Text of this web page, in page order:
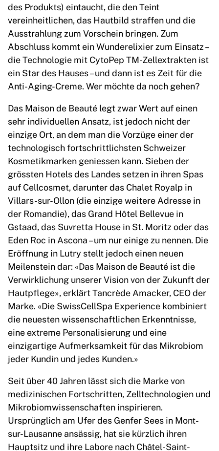
des Produkts) eintaucht, die den Teint
vereinheitlichen, das Hautbild straffen und die
Ausstrahlung zum Vorschein bringen. Zum
Abschluss kommt ein Wunderelixier zum Einsatz –
die Technologie mit CytoPep TM-Zellextrakten ist
ein Star des Hauses – und dann ist es Zeit für die
Anti-Aging-Creme. Wer möchte da noch gehen?
Das Maison de Beauté legt zwar Wert auf einen
sehr individuellen Ansatz, ist jedoch nicht der
einzige Ort, an dem man die Vorzüge einer der
technologisch fortschrittlichsten Schweizer
Kosmetikmarken geniessen kann. Sieben der
grössten Hotels des Landes setzen in ihren Spas
auf Cellcosmet, darunter das Chalet Royalp in
Villars-sur-Ollon (die einzige weitere Adresse in
der Romandie), das Grand Hôtel Bellevue in
Gstaad, das Suvretta House in St. Moritz oder das
Eden Roc in Ascona – um nur einige zu nennen. Die
Eröffnung in Lutry stellt jedoch einen neuen
Meilenstein dar: «Das Maison de Beauté ist die
Verwirklichung unserer Vision von der Zukunft der
Hautpflege», erklärt Tancrède Amacker, CEO der
Marke. «Die SwissCellSpa Experience kombiniert
die neuesten wissenschaftlichen Erkenntnisse,
eine extreme Personalisierung und eine
einzigartige Aufmerksamkeit für das Mikrobiom
jeder Kundin und jedes Kunden.»
Seit über 40 Jahren lässt sich die Marke von
medizinischen Fortschritten, Zelltechnologien und
Mikrobiomwissenschaften inspirieren.
Ursprünglich am Ufer des Genfer Sees in Mont-
sur-Lausanne ansässig, hat sie kürzlich ihren
Hauptsitz und ihre Labore nach Châtel-Saint-